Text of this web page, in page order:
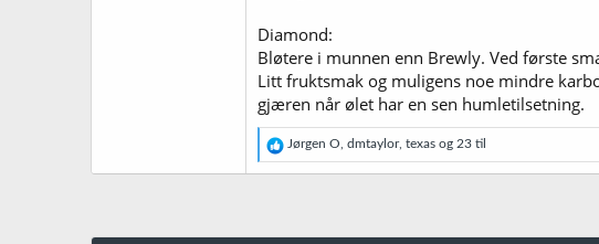
Diamond:
Bløtere i munnen enn Brewly. Ved første
Litt fruktsmak og muligens noe mindre
gjæren når ølet har en sen humletilsetning.
R
e
a
Jørgen O dmtaylor, texas og 23 til